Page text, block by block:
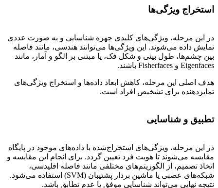
استخراج ویژگی‌ها
در این مرحله، ویژگی‌های کلیدی چهره شناسایی و به صورت عددی
نمایش داده می‌شوند. این ویژگی‌ها می‌توانند هندسی، مانند فاصله
بین چشم‌ها، طول بینی و شکل فک، یا مبتنی بر الگو و آمار، مانند
Eigenfaces و Fisherfaces باشند.
هدف اصلی این مرحله، کاهش ابعاد داده‌ها و استخراج ویژگی‌های
تمایزدهنده برای تشخیص افراد است.
تطبیق و شناسایی
در این مرحله، ویژگی‌های استخراج‌شده با داده‌های موجود در پایگاه
مقایسه می‌شوند تا هویت فرد تعیین گردد. برای انجام این مقایسه و
اتخاذ تصمیم، از الگوریتم‌های مختلفی مانند فاصله اقلیدسی،
شبکه‌های عصبی یا ماشین بردار پشتیبان (SVM) استفاده می‌شود.
نتیجه نهایی می‌تواند شناسایی موفق یا عدم تطابق باشد.